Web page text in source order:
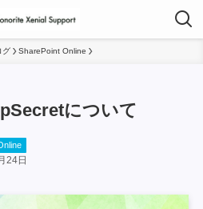
グ SharePoint Online
について
24日